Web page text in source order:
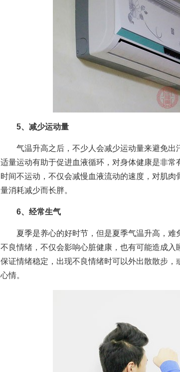
5、减少运动量
气温升高之后，不少人会减少运动量来避免出
适量运动有助于促进血液循环，对身体健康是非
时间不运动，不仅会减慢血液流动的速度，对肌
量消耗减少而长胖。
6、经常生气
夏季是养心的好时节，但是夏季气温升高，难
不良情绪，不仅会影响心脏健康，也有可能造成
保证情绪稳定，出现不良情绪时可以外出散散步
心情。